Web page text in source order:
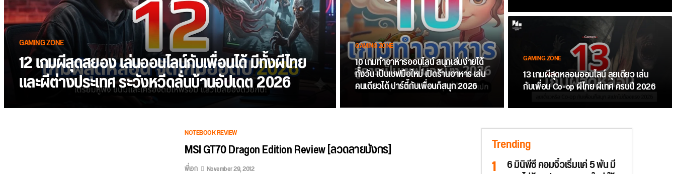
GAMING ZONE
12 เกมผีสุดสยอง เล่นออนไลน์กับเพื่อนได้ มีทั้งผีไทย
และผีต่างประเทศ ระวังหวีดลั่นบ้านอัปเดต 2026
GAMING ZONE
10 เกมทำอาหารออนไลน์ สนุกเล่นง่ายได้
ทั้งวัน เป็นเชฟมือใหม่ เปิดร้านอาหาร เล่น
คนเดียวได้ ปาร์ตี้กับเพื่อนก็สนุก 2026
GAMING ZONE
13 เกมผีสุดหลอนออนไลน์ ลุยเดี่ยว เล่น
กับเพื่อน Co-op ผีไทย ผีเทศ ครบปี 2026
NOTEBOOK REVIEW
MSI GT70 Dragon Edition Review [ลวดลายมังกร]
พี่เอก
November 29, 2012
Trending
6 มินิพีซี คอมจิ๋วเริ่มแค่ 5 พัน มี